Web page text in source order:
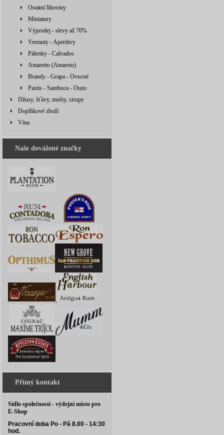
Ostatní lihoviny
Miniatury
Výprodej - slevy až 70%
Vermuty - Aperitivy
Pálenky - Calvados
Amaretto (Amareto)
Brandy - Grapa - Ovocné
Pastis - Sambuca - Ouzo
Džusy, šťávy, mošty, sirupy
Doplňkové zboží
Vína
Naše dovážené značky
Přímý kontakt
Sídlo společnosti - výdejní místo pro
E-Shop
Pracovní doba Po - Pá 8.00 - 14:30
hod.